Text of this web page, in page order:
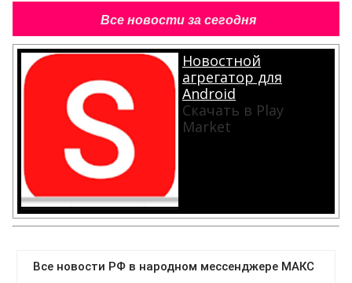
Все новости за сегодня
Новостной
агрегатор для
Android
Скачать в Play
Market